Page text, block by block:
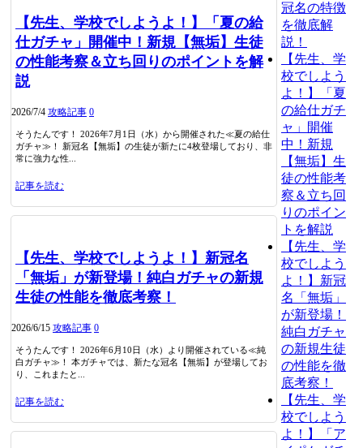
【先生、学校でしようよ！】「夏の給
仕ガチャ」開催中！新規【無垢】生徒
の性能考察＆立ち回りのポイントを解
説
2026/7/4 攻略記事 0
そうたんです！ 2026年7月1日（水）から開催された≪夏の給仕
ガチャ≫！ 新冠名【無垢】の生徒が新たに4枚登場しており、非
常に強力な性...
記事を読む
【先生、学校でしようよ！】新冠名
「無垢」が新登場！純白ガチャの新規
生徒の性能を徹底考察！
2026/6/15 攻略記事 0
そうたんです！ 2026年6月10日（水）より開催されている≪純
白ガチャ≫！ 本ガチャでは、新たな冠名【無垢】が登場してお
り、これまたと...
記事を読む
冠名の特徴
を徹底解
説！
【先生、学
校でしよう
よ！】「夏
の給仕ガチ
ャ」開催
中！新規
【無垢】生
徒の性能考
察＆立ち回
りのポイン
トを解説
【先生、学
校でしよう
よ！】新冠
名「無垢」
が新登場！
純白ガチャ
の新規生徒
の性能を徹
底考察！
【先生、学
校でしよう
よ！】「ア